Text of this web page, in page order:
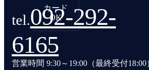
カード
OK
tel.092-292-
6165
営業時間 9:30～19:00（最終受付18:00